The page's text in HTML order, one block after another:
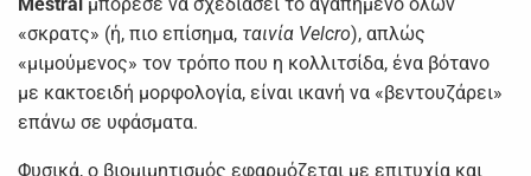
Mestral μπόρεσε να σχεδιάσει το αγαπημένο όλων
«σκρατς» (ή, πιο επίσημα, ταινία Velcro), απλώς
«μιμούμενος» τον τρόπο που η κολλιτσίδα, ένα βότανο
με κακτοειδή μορφολογία, είναι ικανή να «βεντουζάρει»
επάνω σε υφάσματα.
Φυσικά, ο βιομιμητισμός εφαρμόζεται με επιτυχία και